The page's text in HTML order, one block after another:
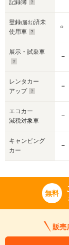
記録簿
登録(届出)済未
使用車
○
展示・試乗車
－
レンタカー
アップ
－
エコカー
減税対象車
－
キャンピング
カー
－
無料
販売